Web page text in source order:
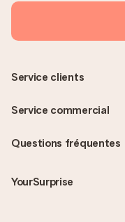
Questions fréquentes
YourSurprise
Service clients
Service commercial